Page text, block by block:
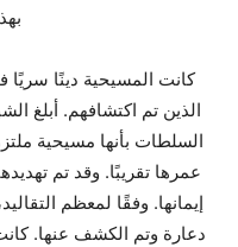
كانت المسيحية دينًا سريًا
الذين تم اكتشافهم. أبلغ
السلطات بأنها مسيحية
عمرها تقريبًا. وقد تم
إيمانها. وفقًا لمعظم
دعارة وتم الكشف عنها.